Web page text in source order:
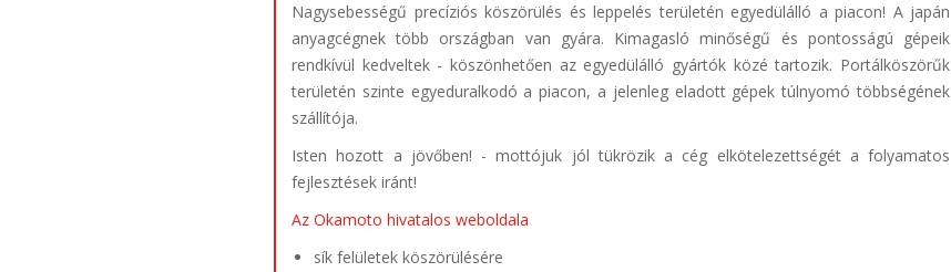
Nagysebességű precíziós köszörülés és leppelés területén egyedülálló a piacon! A japán
anyagcégnek több országban van gyára. Kimagasló minőségű és pontosságú gépeik
rendkívül kedveltek - köszönhetően az egyedülálló gyártók közé tartozik. Portálköszörűk
területén szinte egyeduralkodó a piacon, a jelenleg eladott gépek túlnyomó többségének
szállítója.
Isten hozott a jövőben! - mottójuk jól tükrözik a cég elkötelezettségét a folyamatos
fejlesztések iránt!
Az Okamoto hivatalos weboldala
sík felületek köszörülésére